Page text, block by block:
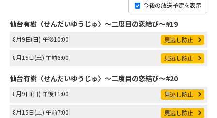
今後の放送予定を表示
仙台有樹〈せんだいゆうじゅ〉～二度目の恋結び～#19
8月9日(日) 午後10:00 見逃し防止
8月15日(土) 午前6:00 見逃し防止
仙台有樹〈せんだいゆうじゅ〉～二度目の恋結び～#20
8月9日(日) 午後11:00 見逃し防止
8月15日(土) 午前7:00 見逃し防止